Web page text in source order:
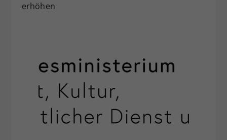
erhöhen